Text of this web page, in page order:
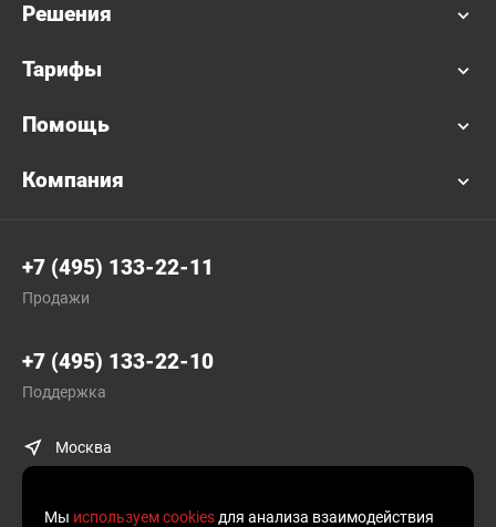
Решения
Тарифы
Помощь
Компания
+7 (495) 133-22-11
Продажи
+7 (495) 133-22-10
Поддержка
Москва
Мы используем cookies для анализа взаимодействия